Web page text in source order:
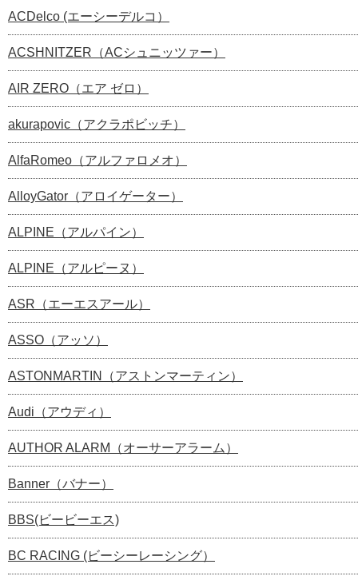
ACDelco (エーシーデルコ）
ACSHNITZER（ACシュニッツァー）
AIR ZERO（エア ゼロ）
akurapovic（アクラポビッチ）
AlfaRomeo（アルファロメオ）
AlloyGator（アロイゲーター）
ALPINE（アルパイン）
ALPINE（アルピーヌ）
ASR（エーエスアール）
ASSO（アッソ）
ASTONMARTIN（アストンマーティン）
Audi（アウディ）
AUTHOR ALARM（オーサーアラーム）
Banner（バナー）
BBS(ビービーエス)
BC RACING (ビーシーレーシング）